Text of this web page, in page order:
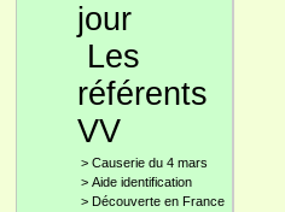
Les
référents
VV
> Causerie du 4 mars
> Aide identification
> Découverte en France